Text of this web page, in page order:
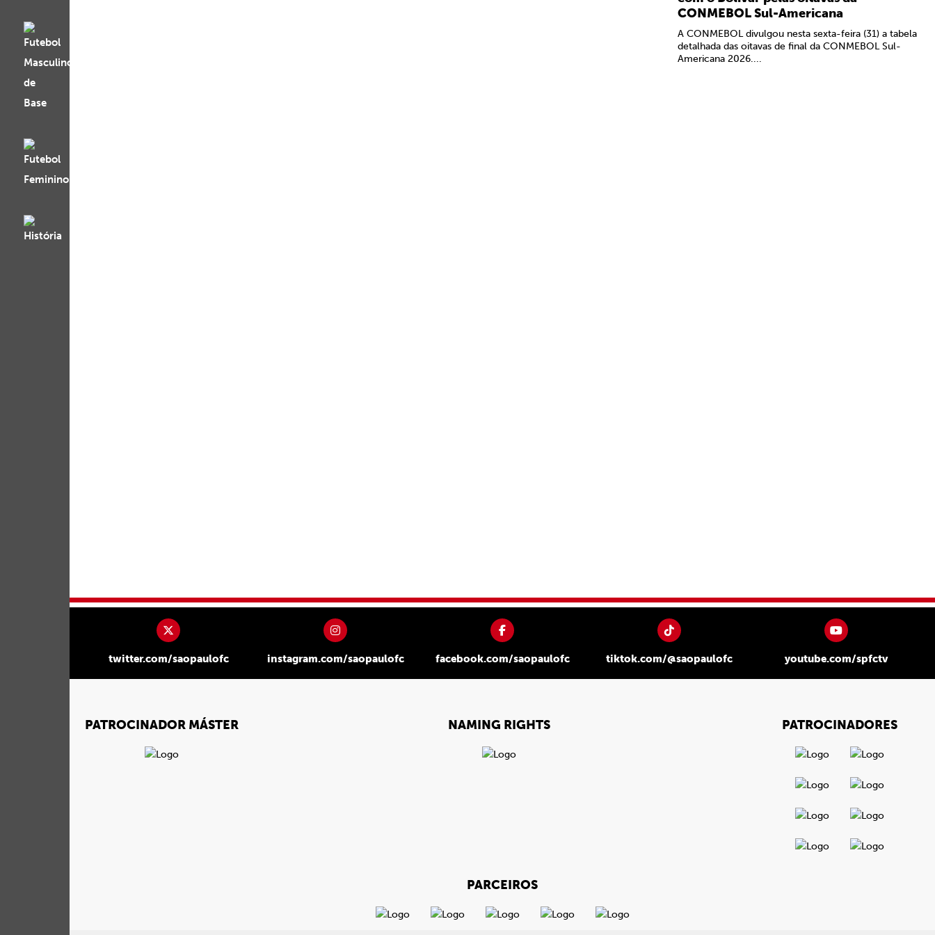
CONMEBOL Sul-Americana
A CONMEBOL divulgou nesta sexta-feira (31) a tabela
detalhada das oitavas de final da CONMEBOL Sul-
Americana 2026....
twitter.com/saopaulofc instagram.com/saopaulofc facebook.com/saopaulofc tiktok.com/@saopaulofc youtube.com/spfctv
PATROCINADOR MÁSTER NAMING RIGHTS PATROCINADORES
PARCEIROS